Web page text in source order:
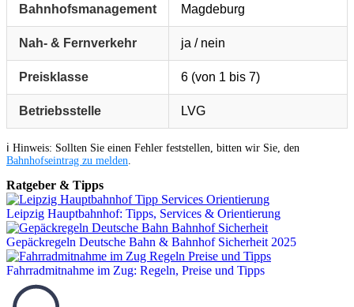
Bahnhofsmanagement Magdeburg
Nah- & Fernverkehr ja / nein
Preisklasse 6 (von 1 bis 7)
Betriebsstelle LVG
ℹ️ Hinweis: Sollten Sie einen Fehler feststellen, bitten wir Sie, den
Bahnhofseintrag zu melden
Ratgeber & Tipps
Leipzig Hauptbahnhof: Tipps, Services & Orientierung
Gepäckregeln Deutsche Bahn & Bahnhof Sicherheit 2025
Fahrradmitnahme im Zug: Regeln, Preise und Tipps